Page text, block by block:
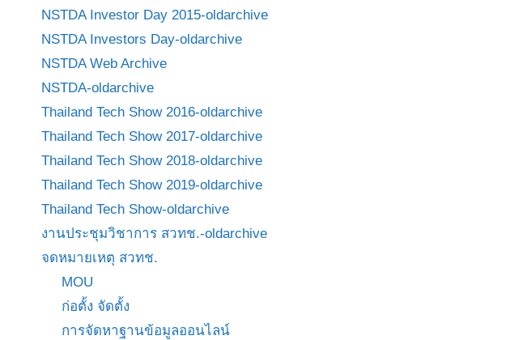
NSTDA Investor Day 2015-oldarchive
NSTDA Investors Day-oldarchive
NSTDA Web Archive
NSTDA-oldarchive
Thailand Tech Show 2016-oldarchive
Thailand Tech Show 2017-oldarchive
Thailand Tech Show 2018-oldarchive
Thailand Tech Show 2019-oldarchive
Thailand Tech Show-oldarchive
งานประชุมวิชาการ สวทช.-oldarchive
จดหมายเหตุ สวทช.
MOU
ก่อตั้ง จัดตั้ง
การจัดหาฐานข้อมูลออนไลน์